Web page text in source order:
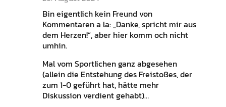
Bin eigentlich kein Freund von
Kommentaren a la: „Danke, spricht mir aus
dem Herzen!“, aber hier komm och nicht
umhin.
Mal vom Sportlichen ganz abgesehen
(allein die Entstehung des Freistoßes, der
zum 1-0 geführt hat, hätte mehr
Diskussion verdient gehabt)…